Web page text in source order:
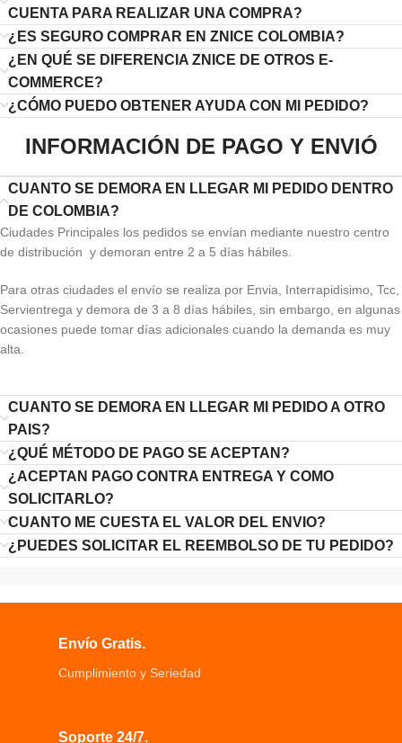
CUENTA PARA REALIZAR UNA COMPRA?
¿ES SEGURO COMPRAR EN ZNICE COLOMBIA?
¿EN QUÉ SE DIFERENCIA ZNICE DE OTROS E-
COMMERCE?
¿CÓMO PUEDO OBTENER AYUDA CON MI PEDIDO?
INFORMACIÓN DE PAGO Y ENVIÓ
CUANTO SE DEMORA EN LLEGAR MI PEDIDO DENTRO
DE COLOMBIA?
Ciudades Principales los pedidos se envían mediante nuestro centro
de distribución y demoran entre 2 a 5 días hábiles.
Para otras ciudades el envío se realiza por Envia, Interrapidisimo, Tcc,
Servientrega y demora de 3 a 8 días hábiles, sin embargo, en algunas
ocasiones puede tomar días adicionales cuando la demanda es muy
alta.
CUANTO SE DEMORA EN LLEGAR MI PEDIDO A OTRO
PAIS?
¿QUÉ MÉTODO DE PAGO SE ACEPTAN?
¿ACEPTAN PAGO CONTRA ENTREGA Y COMO
SOLICITARLO?
CUANTO ME CUESTA EL VALOR DEL ENVIO?
¿PUEDES SOLICITAR EL REEMBOLSO DE TU PEDIDO?
Envío Gratis.
Cumplimiento y Seriedad
Soporte 24/7.